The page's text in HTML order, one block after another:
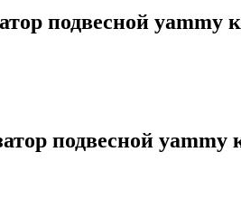
подвесной yammy
подвесной yammy